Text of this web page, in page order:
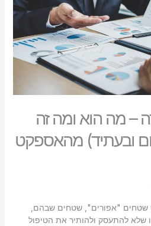
לאפס
את
כל
האפשרויות
cached
– מה הוא ומה זה
ובעתיד) מהאספקט
שטחים "אפורים", שטחים שבהם,
שלא להתעסק ולהותיר את הטיפול